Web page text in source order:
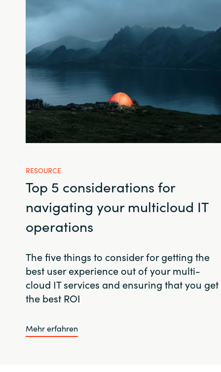
RESOURCE
Top 5 considerations for
navigating your multicloud IT
operations
The five things to consider for getting the
best user experience out of your multi-
cloud IT services and ensuring that you get
the best ROI
Mehr erfahren